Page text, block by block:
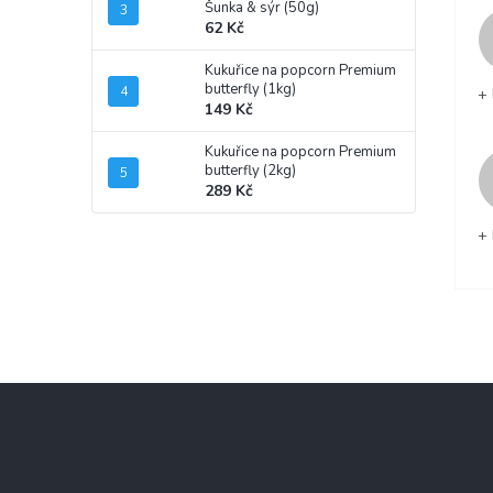
Šunka & sýr (50g)
62 Kč
Kukuřice na popcorn Premium
butterfly (1kg)
149 Kč
Kukuřice na popcorn Premium
butterfly (2kg)
289 Kč
+
+